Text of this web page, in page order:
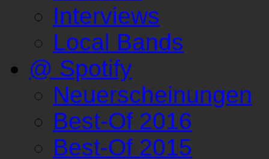
Interviews
Local Bands
@ Spotify
Neuerscheinungen
Best-Of 2016
Best-Of 2015